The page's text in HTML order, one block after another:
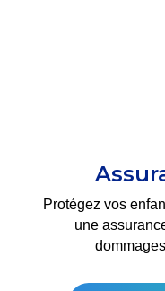
Protégez vos
une